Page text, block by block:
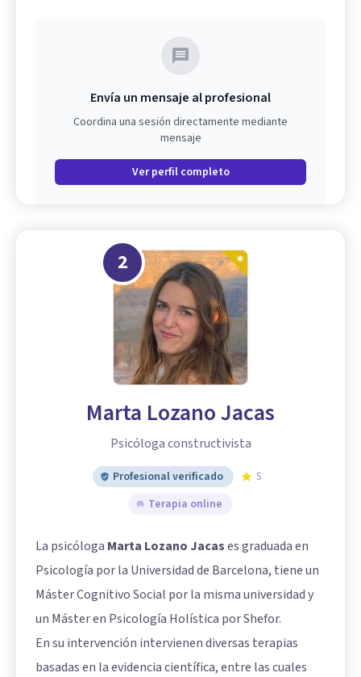
Envía un mensaje al profesional
Coordina una sesión directamente mediante
mensaje
Ver perfil completo
2
Marta Lozano Jacas
Psicóloga constructivista
Profesional verificado
5
Terapia online
La psicóloga Marta Lozano Jacases graduada en
Psicología por la Universidad de Barcelona, tiene un
Máster Cognitivo Social por la misma universidad y
un Máster en Psicología Holística por Shefor.
En su intervención intervienen diversas terapias
basadas en la evidencia científica, entre las cuales